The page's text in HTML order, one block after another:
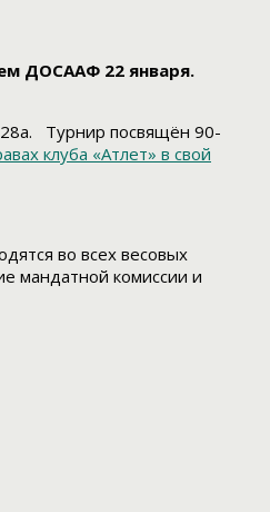
ДОСААФ 22 января.
28а. Турнир посвящён 90-
клуба «Атлет» в свой
во всех весовых
мандатной комиссии и